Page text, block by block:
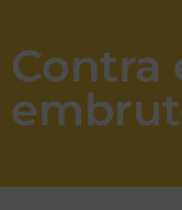
Contra